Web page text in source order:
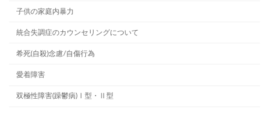
子供の家庭内暴力
統合失調症のカウンセリングについて
希死(自殺)念慮/自傷行為
愛着障害
双極性障害(躁鬱病)Ⅰ型・Ⅱ型